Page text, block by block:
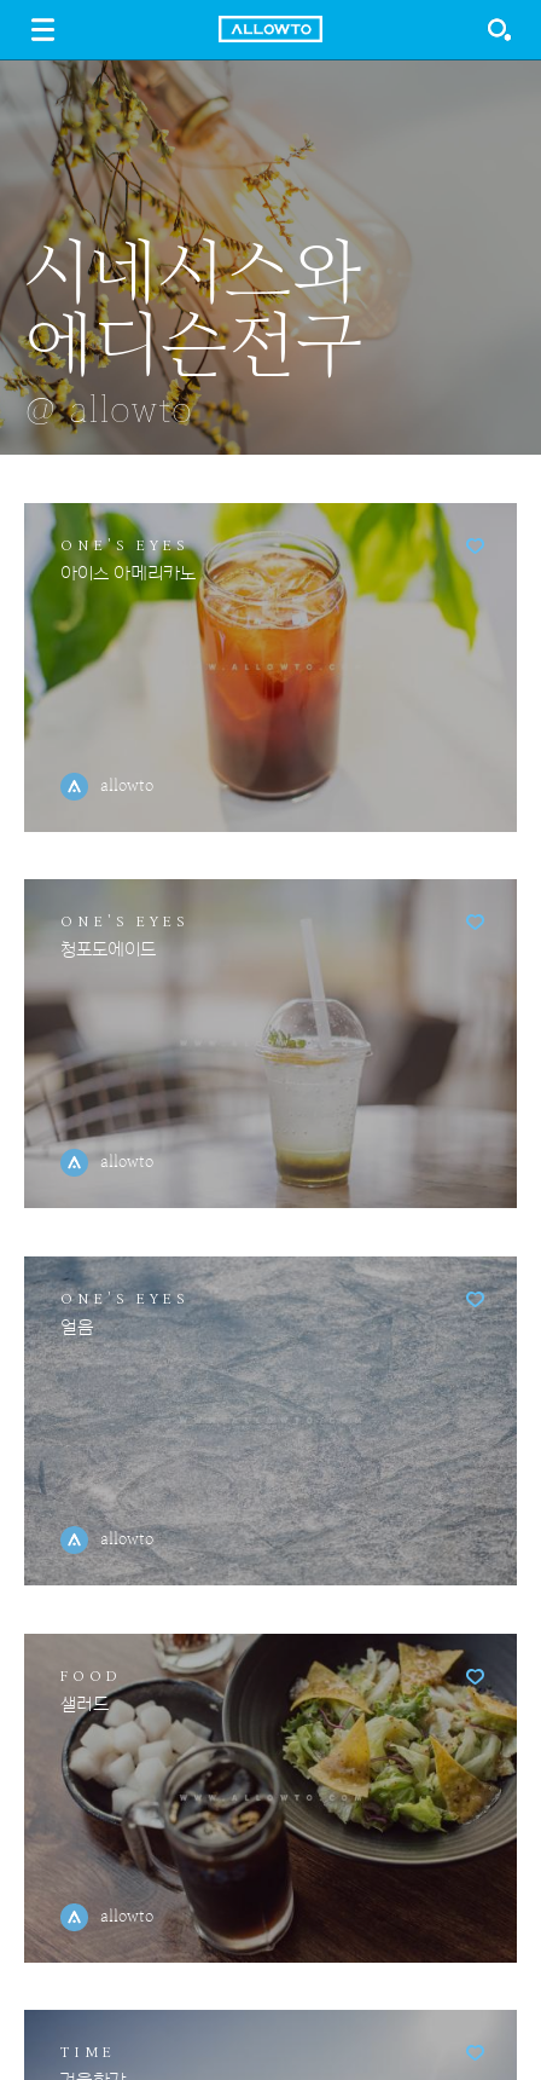
FREE DOWNLOAD GUIDE
시네시스와
에디슨전구
@ allowto
자목련과 벚꽃
@ allowto
회식자리
@ allowto
남한산성에서
본 서울야경
@ allowto
2017년 정월
대보름달
@ allowto
ONE'S EYES
아이스 아메리카노
allowto
ONE'S EYES
청포도에이드
allowto
ONE'S EYES
얼음
allowto
FOOD
샐러드
allowto
TIME